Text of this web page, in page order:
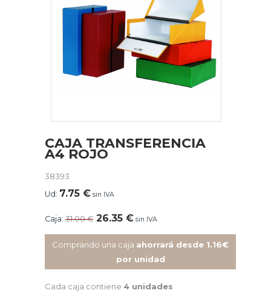
CAJA TRANSFERENCIA
A4 ROJO
38393
Ud: 7.75 € sin IVA
Caja: 31.00€ 26.35 € sin IVA
Comprando una caja ahorrará desde 1.16€
por unidad
Cada caja contiene 4 unidades